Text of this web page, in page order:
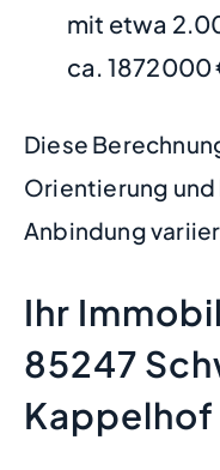
mit etwa
ca. 1872000
Diese
Orientierung und
Anbindung
Ihr
85247
Kappelhof